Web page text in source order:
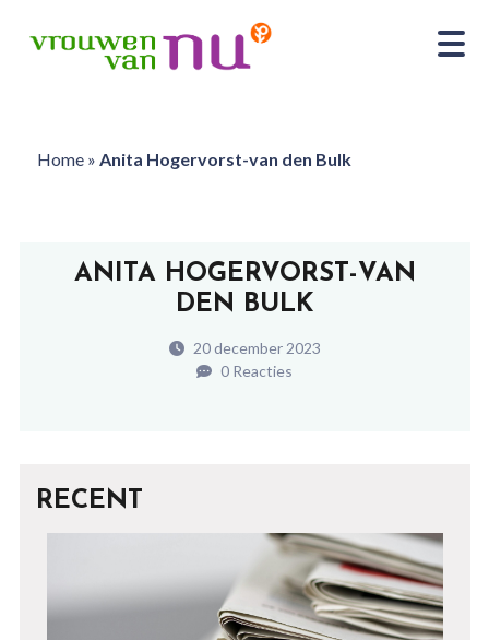
Home» Anita Hogervorst-van den Bulk
ANITA HOGERVORST-VAN
DEN BULK
20 december 2023
0 Reacties
RECENT